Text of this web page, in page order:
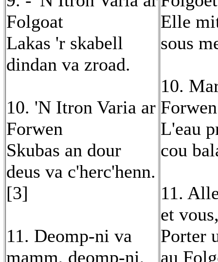
Folgoat
Lakas 'r skabell
dindan va zroad.
10. 'N Itron Varia ar
Forwen
Skubas an dour
deus va c'herc'henn.
[3]
11. Deomp-ni va
mamm, deomp-ni,
Elle
sous
10.
L'eau
cou
11.
et
Porter
au